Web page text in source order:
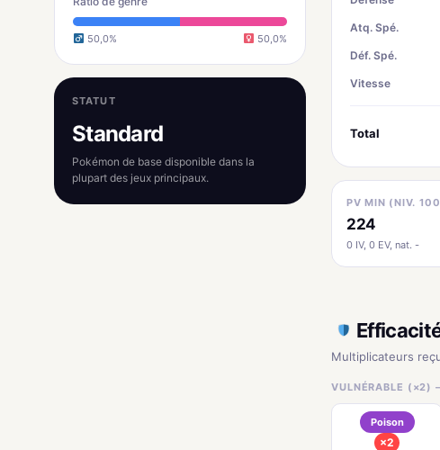
50,0% 50,0%
STATUT
Standard
Pokémon de base disponible dans la
plupart des jeux principaux.
Atq. Spé.
Déf. Spé.
Vitesse
Total
PV MIN (NIV.
224
0 IV, 0 EV, nat. -
Multiplicateurs
VULNÉRABLE (×2)
Poison
×2